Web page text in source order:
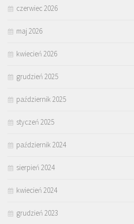
czerwiec 2026
maj 2026
kwiecień 2026
grudzień 2025
październik 2025
styczeń 2025
październik 2024
sierpień 2024
kwiecień 2024
grudzień 2023